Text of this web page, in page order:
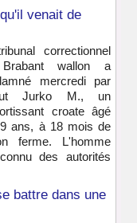
venait de
correctionnel
wallon a
mercredi par
Jurko M., un
croate âgé
ans, à 18 mois de
ferme. L'homme
des autorités
battre dans une